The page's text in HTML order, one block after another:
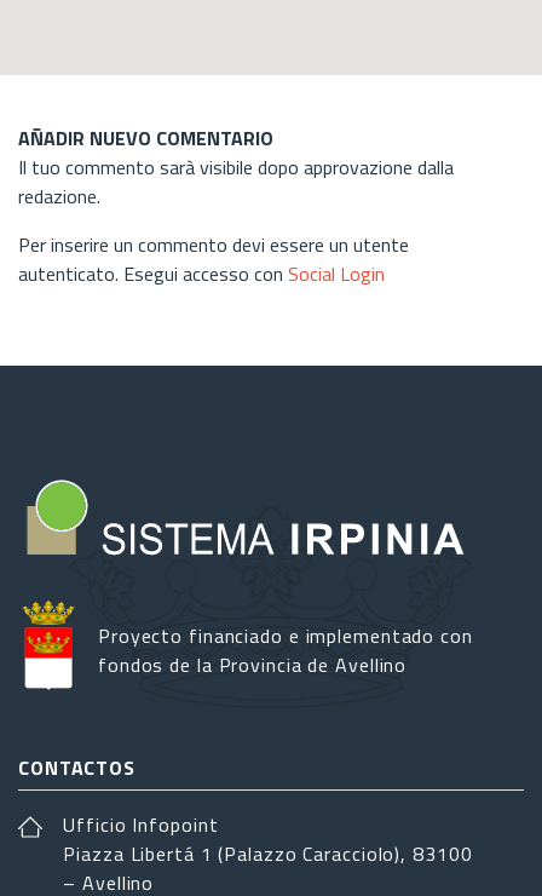
AÑADIR NUEVO COMENTARIO
Il tuo commento sarà visibile dopo approvazione dalla
redazione.
Per inserire un commento devi essere un utente
autenticato. Esegui accesso con Social Login
Proyecto financiado e implementado con
fondos de la Provincia de Avellino
CONTACTOS
Ufficio Infopoint
Piazza Libertá 1 (Palazzo Caracciolo), 83100
– Avellino